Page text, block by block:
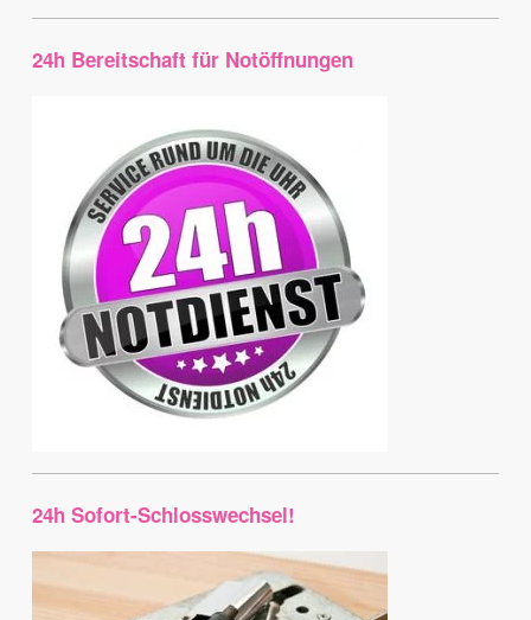
24h Bereitschaft für Notöffnungen
24h Sofort-Schlosswechsel!